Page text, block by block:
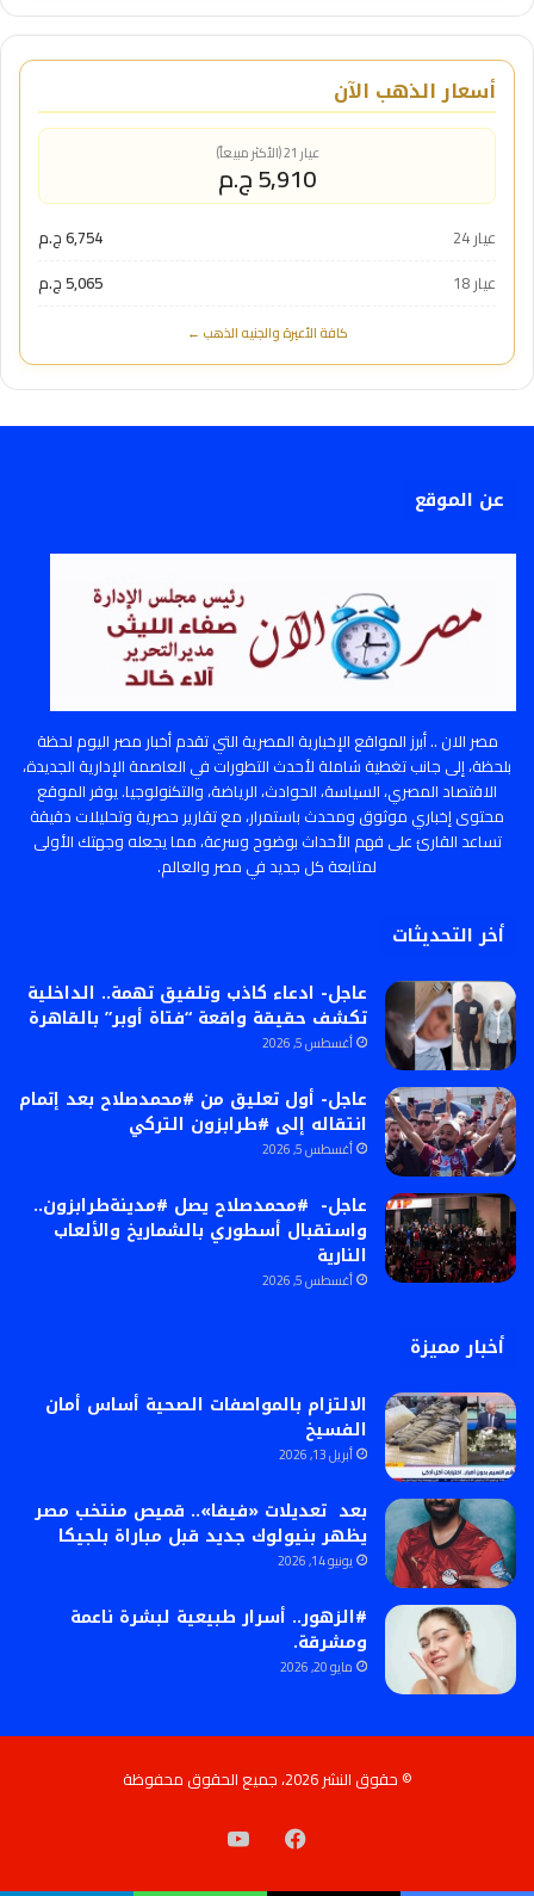
أسعار الذهب الآن
عيار 21 (الأكثر مبيعاً)
5,910 ج.م
عيار 24
6,754 ج.م
عيار 18
5,065 ج.م
كافة الأعيرة والجنيه الذهب ←
عن الموقع
مصر الان .. أبرز المواقع الإخبارية المصرية التي تقدم أخبار مصر اليوم لحظة
بلحظة، إلى جانب تغطية شاملة لأحدث التطورات في العاصمة الإدارية الجديدة،
الاقتصاد المصري، السياسة، الحوادث، الرياضة، والتكنولوجيا. يوفر الموقع
محتوى إخباري موثوق ومحدث باستمرار، مع تقارير حصرية وتحليلات دقيقة
تساعد القارئ على فهم الأحداث بوضوح وسرعة، مما يجعله وجهتك الأولى
لمتابعة كل جديد في مصر والعالم.
أخر التحديثات
عاجل- ادعاء كاذب وتلفيق تهمة.. الداخلية
تكشف حقيقة واقعة “فتاة أوبر” بالقاهرة
أغسطس 5, 2026
عاجل- أول تعليق من #محمدصلاح بعد إتمام
انتقاله إلى #طرابزون التركي
أغسطس 5, 2026
عاجل- #محمدصلاح يصل #مدينةطرابزون..
واستقبال أسطوري بالشماريخ والألعاب
النارية
أغسطس 5, 2026
أخبار مميزة
الالتزام بالمواصفات الصحية أساس أمان
الفسيخ
أبريل 13, 2026
بعد تعديلات «فيفا».. قميص منتخب مصر
يظهر بنيولوك جديد قبل مباراة بلجيكا
يونيو 14, 2026
#الزهور.. أسرار طبيعية لبشرة ناعمة
ومشرقة.
مايو 20, 2026
© حقوق النشر 2026، جميع الحقوق محفوظة
فيسبوك‫YouTube